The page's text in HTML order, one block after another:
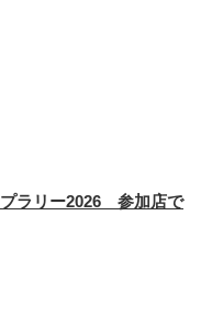
プラリー2026 参加店で